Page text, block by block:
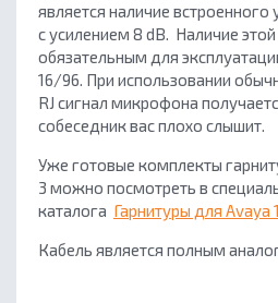
является наличие
с усилением 8 dB. Наличие
обязательным для
16/96. При использовании
RJ сигнал микрофона
собеседник вас плохо слышит.
Уже готовые комплекты
3 можно посмотреть в
каталога Гарнитуры для Avaya
Кабель является полным